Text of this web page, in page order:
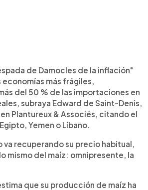
de Damocles de la inflación"
más frágiles,
del 50 % de las importaciones en
subraya Edward de Saint-Denis,
Plantureux & Associés, citando el
Yemen o Líbano.
va recuperando su precio habitual,
mismo del maíz: omnipresente, la
que su producción de maíz ha